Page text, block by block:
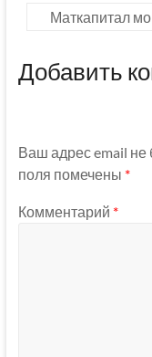
Маткапитал
Добавить
Ваш адрес email не
поля помечены *
Комментарий *